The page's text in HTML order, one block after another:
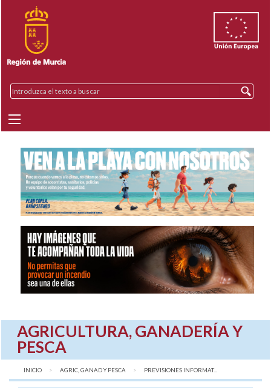
AGRICULTURA, GANADERÍA Y
PESCA
INICIO AGRIC, GANAD Y PESCA AQUÍ:
PREVISIONES INFORMAT...